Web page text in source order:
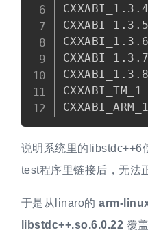
CXXABI_1.3.4
CXXABI_1.3.5
CXXABI_1.3.6
CXXABI_1.3.7
CXXABI_1.3.8
CXXABI_TM_1
说明系统里的libstdc++6
test程序里链接后，无法
于是从linaro的arm-
libstdc++.so.6.0.22 覆